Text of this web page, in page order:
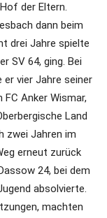
der Eltern.
dann beim
drei Jahre spielte
SV 64, ging. Bei
vier Jahre seiner
Anker Wismar,
Land
zwei Jahren im
erneut zurück
24, bei dem
absolvierte.
machten